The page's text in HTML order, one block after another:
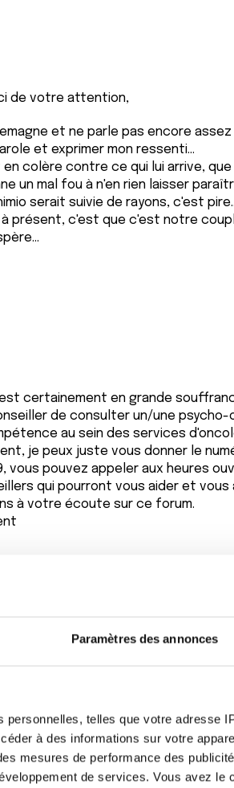
Paramètres des annonces
personnelles, telles que votre adresse
à des informations sur votre
mesures de performance des
de services. Vous avez le
de votre attention,
et ne parle pas encore
et exprimer mon ressenti...
en colère contre ce qui lui arrive,
un mal fou à n'en rien laisser
serait suivie de rayons, c'est
présent, c'est que c'est notre
certainement en grande
de consulter un/une
au sein des services
je peux juste vous donner le
vous pouvez appeler aux heures
qui pourront vous aider et
à votre écoute sur ce forum.
Lymphome Non Hodgkinien en
quand j'ai traversé cette
suis retournée contre mes
parano, je ne supportais plus la